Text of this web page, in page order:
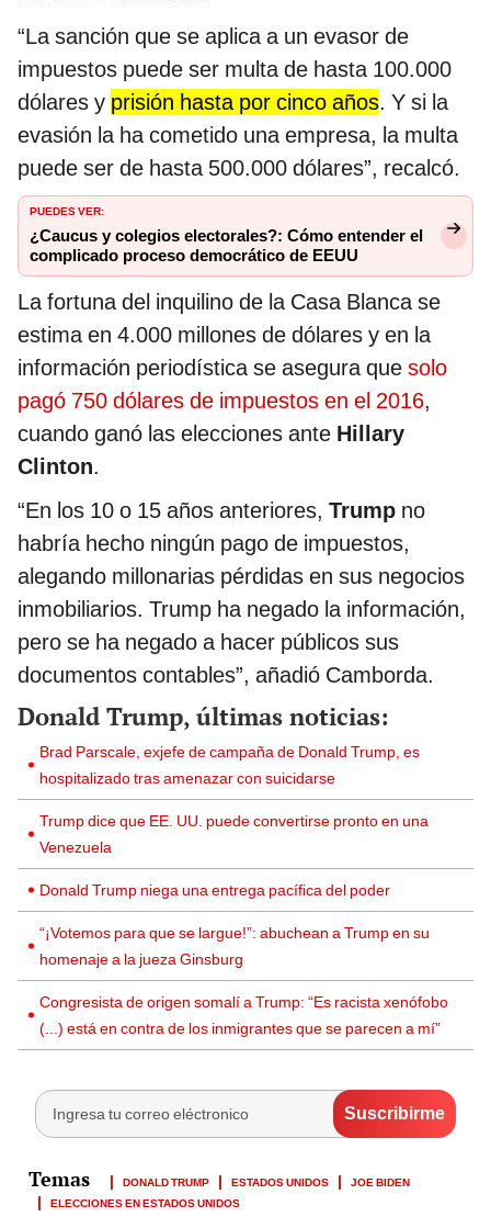
“La sanción que se aplica a un evasor de
impuestos puede ser multa de hasta 100.000
dólares y prisión hasta por cinco años. Y si la
evasión la ha cometido una empresa, la multa
puede ser de hasta 500.000 dólares”, recalcó.
PUEDES VER:
¿Caucus y colegios electorales?: Cómo entender el
complicado proceso democrático de EEUU
La fortuna del inquilino de la Casa Blanca se
estima en 4.000 millones de dólares y en la
información periodística se asegura que solo
pagó 750 dólares de impuestos en el 2016,
cuando ganó las elecciones ante Hillary
Clinton.
“En los 10 o 15 años anteriores, Trump no
habría hecho ningún pago de impuestos,
alegando millonarias pérdidas en sus negocios
inmobiliarios. Trump ha negado la información,
pero se ha negado a hacer públicos sus
documentos contables”, añadió Camborda.
Donald Trump, últimas noticias:
Brad Parscale, exjefe de campaña de Donald Trump, es
hospitalizado tras amenazar con suicidarse
Trump dice que EE. UU. puede convertirse pronto en una
Venezuela
Donald Trump niega una entrega pacífica del poder
“¡Votemos para que se largue!”: abuchean a Trump en su
homenaje a la jueza Ginsburg
Congresista de origen somalí a Trump: “Es racista xenófobo
(...) está en contra de los inmigrantes que se parecen a mí”
DONALD TRUMP ESTADOS UNIDOS
JOE BIDEN
ELECCIONES EN ESTADOS UNIDOS